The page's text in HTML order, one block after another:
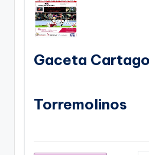
Gaceta
Torremolinos